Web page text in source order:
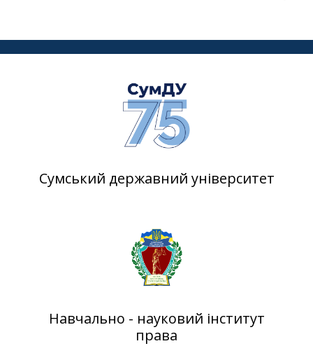
Сумський державний університет
Навчально - науковий інститут
права